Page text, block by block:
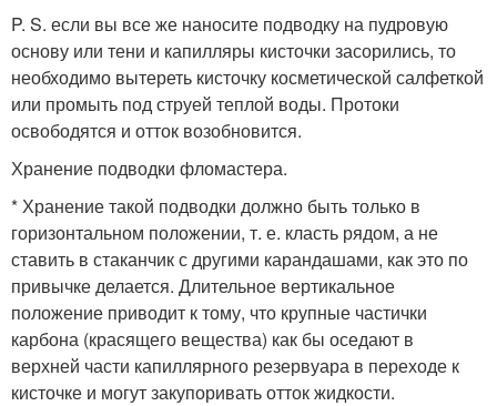
P. S. если вы все же наносите подводку на пудровую
основу или тени и капилляры кисточки засорились, то
необходимо вытереть кисточку косметической салфеткой
или промыть под струей теплой воды. Протоки
освободятся и отток возобновится.
Хранение подводки фломастера.
* Хранение такой подводки должно быть только в
горизонтальном положении, т. е. класть рядом, а не
ставить в стаканчик с другими карандашами, как это по
привычке делается. Длительное вертикальное
положение приводит к тому, что крупные частички
карбона (красящего вещества) как бы оседают в
верхней части капиллярного резервуара в переходе к
кисточке и могут закупоривать отток жидкости.